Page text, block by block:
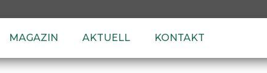
MAGAZIN AKTUELL KONTAKT